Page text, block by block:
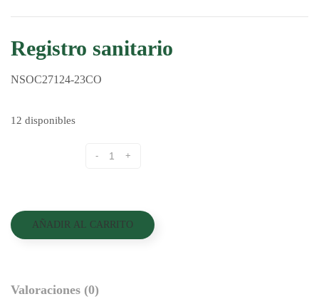
Registro sanitario
NSOC27124-23CO
12 disponibles
AÑADIR AL CARRITO
Valoraciones (0)